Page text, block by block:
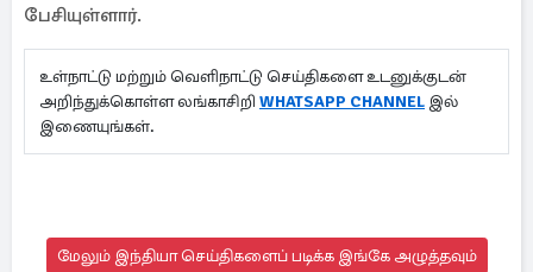
பேசியுள்ளார்.
உள்நாட்டு மற்றும் வெளிநாட்டு செய்திகளை உடனுக்குடன்
அறிந்துக்கொள்ள லங்காசிறி WHATSAPP CHANNEL இல்
இணையுங்கள்.
மேலும் இந்தியா செய்திகளைப் படிக்க இங்கே அழுத்தவும்